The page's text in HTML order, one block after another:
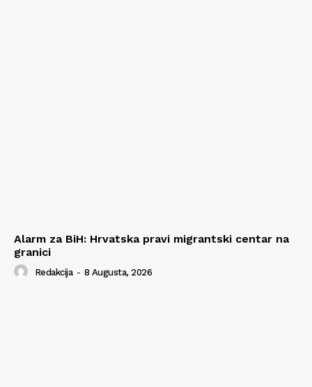
Alarm za BiH: Hrvatska pravi migrantski centar na
granici
Redakcija - 8 Augusta, 2026